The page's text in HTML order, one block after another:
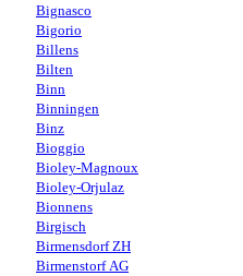
Bignasco
Bigorio
Billens
Bilten
Binn
Binningen
Binz
Bioggio
Bioley-Magnoux
Bioley-Orjulaz
Bionnens
Birgisch
Birmensdorf ZH
Birmenstorf AG